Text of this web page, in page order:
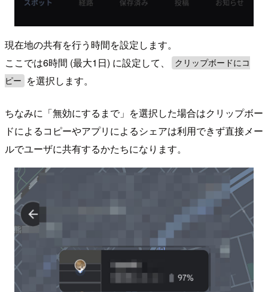
現在地の共有を行う時間を設定します。
ここでは6時間 (最大1日) に設定して、
クリップボードにコ
ピー
を選択します。
ちなみに「無効にするまで」を選択した場合はクリップボー
ドによるコピーやアプリによるシェアは利用できず直接メー
ルでユーザに共有するかたちになります。